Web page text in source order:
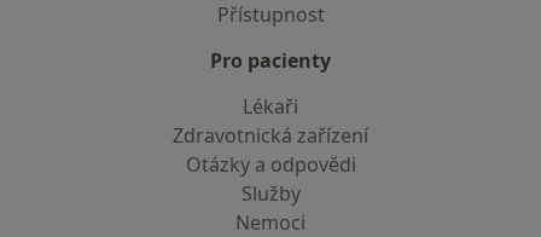
Přístupnost
Pro pacienty
Lékaři
Zdravotnická zařízení
Otázky a odpovědi
Služby
Nemoci